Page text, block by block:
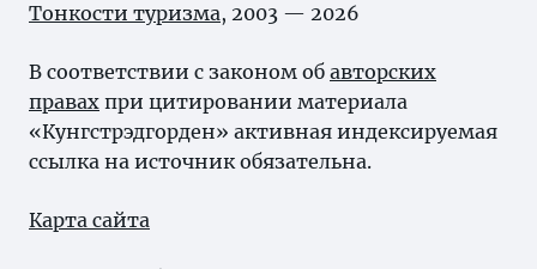
Тонкости туризма, 2003 — 2026
В соответствии с законом об авторских
правах при цитировании материала
«Кунгстрэдгорден» активная индексируемая
ссылка на источник обязательна.
Карта сайта